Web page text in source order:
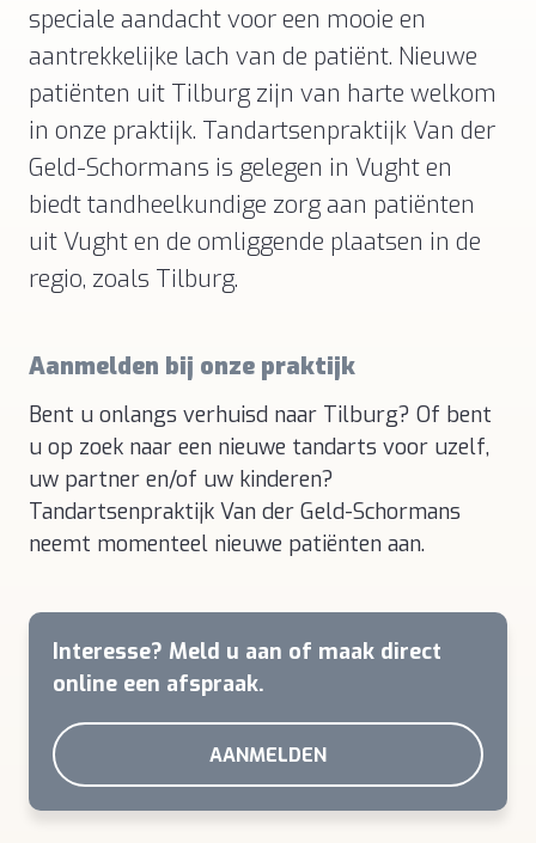
speciale aandacht voor een mooie en
aantrekkelijke lach van de patiënt. Nieuwe
patiënten uit Tilburg zijn van harte welkom
in onze praktijk. Tandartsenpraktijk Van der
Geld-Schormans is gelegen in Vught en
biedt tandheelkundige zorg aan patiënten
uit Vught en de omliggende plaatsen in de
regio, zoals Tilburg.
Aanmelden bij onze praktijk
Bent u onlangs verhuisd naar Tilburg? Of bent
u op zoek naar een nieuwe tandarts voor uzelf,
uw partner en/of uw kinderen?
Tandartsenpraktijk Van der Geld-Schormans
neemt momenteel nieuwe patiënten aan.
Interesse? Meld u aan of maak direct
online een afspraak.
AANMELDEN